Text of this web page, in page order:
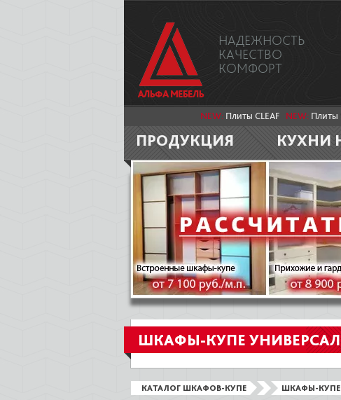
НАДЕЖНОСТЬ
КАЧЕСТВО
КОМФОРТ
NEW: Плиты CLEAF NEW: Плиты
ПРОДУКЦИЯ КУХНИ
ШКАФЫ-КУПЕ
КАТАЛОГ ШКАФОВ-КУПЕ ШКАФЫ-КУПЕ